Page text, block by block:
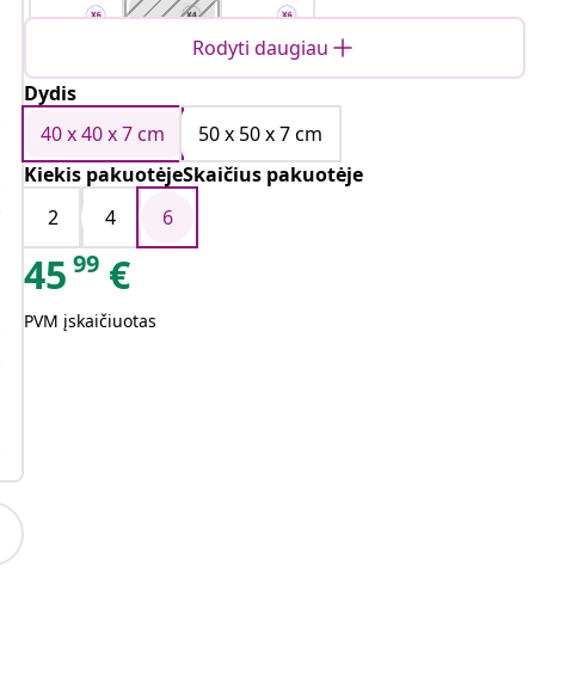
Mėlyna
Šviesiai
žalia
Tamsiai
mėlyna
Rodyti daugiau
Dydis
40 x 40 x 7 cm
50 x 50 x 7 cm
Kiekis pakuotėjeSkaičius pakuotėje
2
4 6
45 99 €
PVM įskaičiuotas